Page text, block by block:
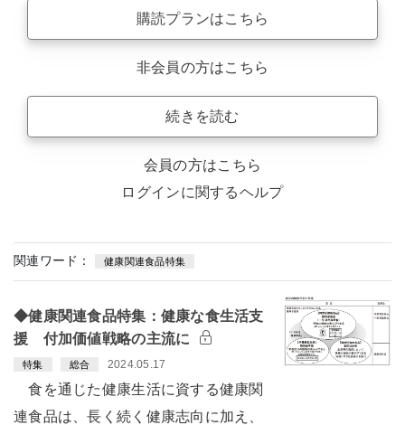
購読プランはこちら
非会員の方はこちら
続きを読む
会員の方はこちら
ログインに関するヘルプ
関連ワード： 健康関連食品特集
◆健康関連食品特集：健康な食生活支
援 付加価値戦略の主流に
特集 総合 2024.05.17
食を通じた健康生活に資する健康関
連食品は、長く続く健康志向に加え、